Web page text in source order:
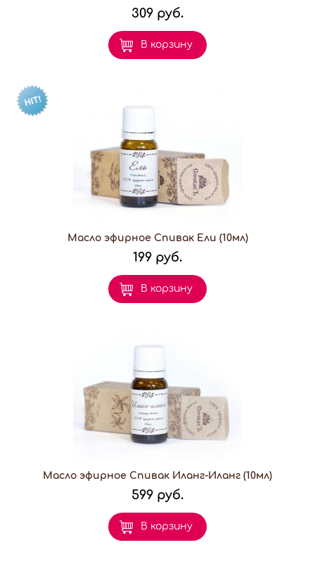
309 руб.
В корзину
Масло эфирное Спивак Ели (10мл)
199 руб.
В корзину
Масло эфирное Спивак Иланг-Иланг (10мл)
599 руб.
В корзину